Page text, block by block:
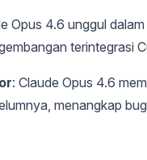
Opus 4.6 unggul
terintegrasi
: Claude Opus 4.6
menangkap